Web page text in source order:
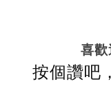
喜歡
按個讚吧